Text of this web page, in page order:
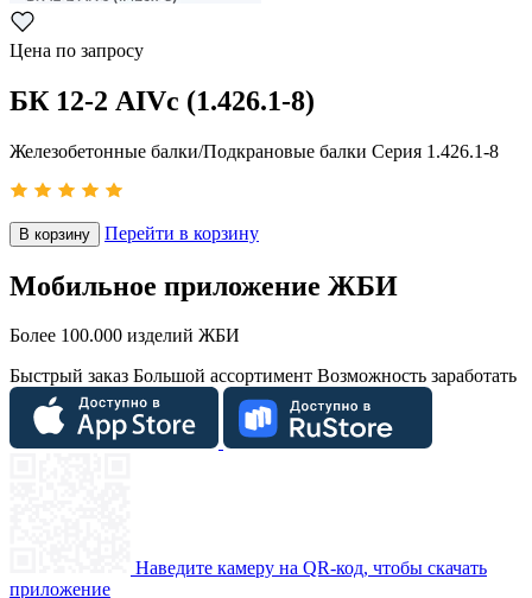
Цена по запросу
БК 12-2 АIVс (1.426.1-8)
Железобетонные балки/Подкрановые балки Серия 1.426.1-8
В корзину Перейти в корзину
Мобильное приложение ЖБИ
Более 100.000 изделий ЖБИ
Быстрый заказ Большой ассортимент Возможность заработать
Наведите камеру на QR-код, чтобы скачать
приложение